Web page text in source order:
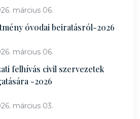
március 06.
óvodai beiratásról-2026
március 06.
felhívás civil szervezetek
-2026
március 03.